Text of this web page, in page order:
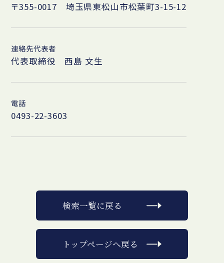
〒355-0017 埼玉県東松山市松葉町3-15-12
連絡先代表者
代表取締役 西島 文生
電話
0493-22-3603
検索一覧に戻る
トップページへ戻る